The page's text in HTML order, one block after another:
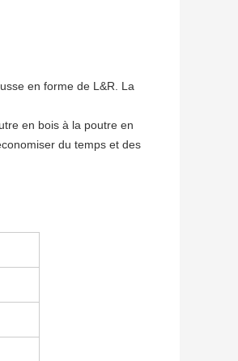
en forme de L&R. La
en bois à la poutre en
du temps et des